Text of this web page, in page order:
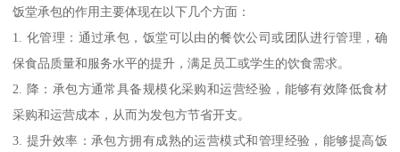
饭堂承包的作用主要体现在以下几个方面：
1. 化管理：通过承包，饭堂可以由的餐饮公司或团队进行管理，确
保食品质量和服务水平的提升，满足员工或学生的饮食需求。
2. 降：承包方通常具备规模化采购和运营经验，能够有效降低食材
采购和运营成本，从而为发包方节省开支。
3. 提升效率：承包方拥有成熟的运营模式和管理经验，能够提高饭